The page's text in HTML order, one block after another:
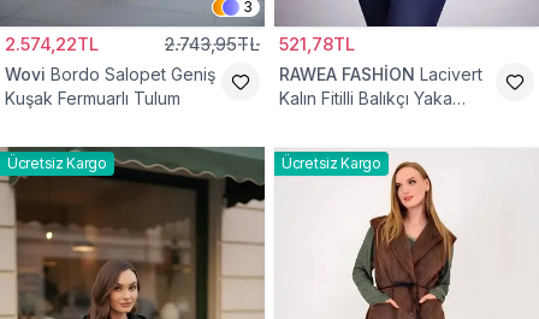
3
2.574,22TL 2.743,95TL
Wovi Bordo Salopet Geniş
Kuşak Fermuarlı Tulum
521,78TL
RAWEA FASHİON Lacivert
Kalın Fitilli Balıkçı Yaka
Ücretsiz Kargo Ücretsiz Kargo